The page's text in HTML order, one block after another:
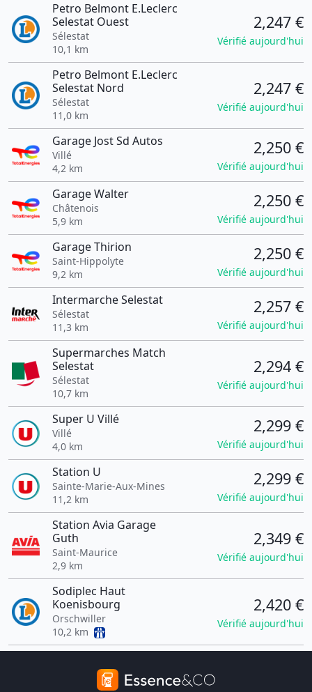
Petro Belmont E.Leclerc
Selestat Ouest
Sélestat
10,1 km
2,247 €
Vérifié aujourd'hui
Petro Belmont E.Leclerc
Selestat Nord
Sélestat
11,0 km
2,247 €
Vérifié aujourd'hui
Garage Jost Sd Autos
Villé
4,2 km
2,250 €
Vérifié aujourd'hui
Garage Walter
Châtenois
5,9 km
2,250 €
Vérifié aujourd'hui
Garage Thirion
Saint-Hippolyte
9,2 km
2,250 €
Vérifié aujourd'hui
Intermarche Selestat
Sélestat
11,3 km
2,257 €
Vérifié aujourd'hui
Supermarches Match
Selestat
Sélestat
10,7 km
2,294 €
Vérifié aujourd'hui
Super U Villé
Villé
4,0 km
2,299 €
Vérifié aujourd'hui
Station U
Sainte-Marie-Aux-Mines
11,2 km
2,299 €
Vérifié aujourd'hui
Station Avia Garage
Guth
Saint-Maurice
2,9 km
2,349 €
Vérifié aujourd'hui
Sodiplec Haut
Koenisbourg
Orschwiller
10,2 km
2,420 €
Vérifié aujourd'hui